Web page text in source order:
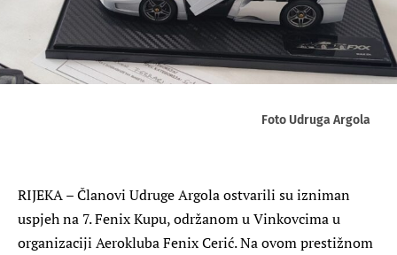
Foto Udruga Argola
RIJEKA – Članovi Udruge Argola ostvarili su izniman
uspjeh na 7. Fenix Kupu, održanom u Vinkovcima u
organizaciji Aerokluba Fenix Cerić. Na ovom prestižnom